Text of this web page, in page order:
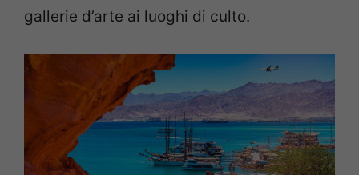
gallerie d’arte ai luoghi di culto.